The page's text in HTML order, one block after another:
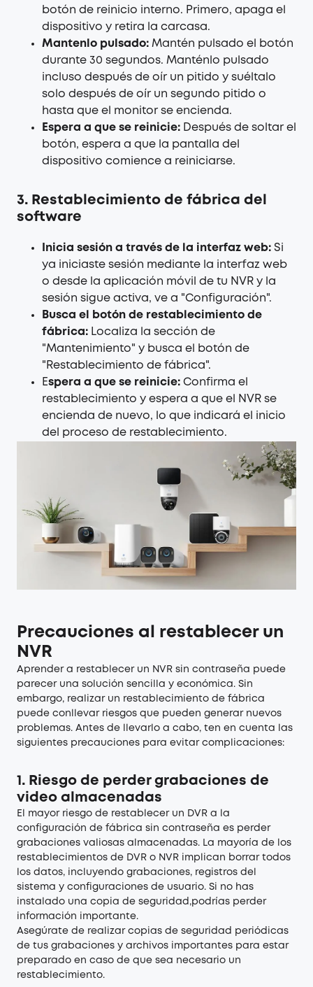
botón de reinicio interno. Primero, apaga el
dispositivo y retira la carcasa.
Mantenlo pulsado: Mantén pulsado el botón
durante 30 segundos. Manténlo pulsado
incluso después de oír un pitido y suéltalo
solo después de oír un segundo pitido o
hasta que el monitor se encienda.
Espera a que se reinicie: Después de soltar el
botón, espera a que la pantalla del
dispositivo comience a reiniciarse.
3. Restablecimiento de fábrica del
software
Inicia sesión a través de la interfaz web: Si
ya iniciaste sesión mediante la interfaz web
o desde la aplicación móvil de tu NVR y la
sesión sigue activa, ve a "Configuración".
Busca el botón de restablecimiento de
fábrica: Localiza la sección de
"Mantenimiento" y busca el botón de
"Restablecimiento de fábrica".
Espera a que se reinicie: Confirma el
restablecimiento y espera a que el NVR se
encienda de nuevo, lo que indicará el inicio
del proceso de restablecimiento.
Precauciones al restablecer un
NVR
Aprender a restablecer un NVR sin contraseña puede
parecer una solución sencilla y económica. Sin
embargo, realizar un restablecimiento de fábrica
puede conllevar riesgos que pueden generar nuevos
problemas. Antes de llevarlo a cabo, ten en cuenta las
siguientes precauciones para evitar complicaciones:
1. Riesgo de perder grabaciones de
video almacenadas
El mayor riesgo de restablecer un DVR a la
configuración de fábrica sin contraseña es perder
grabaciones valiosas almacenadas. La mayoría de los
restablecimientos de DVR o NVR implican borrar todos
los datos, incluyendo grabaciones, registros del
sistema y configuraciones de usuario. Si no has
instalado una copia de seguridad,podrías perder
información importante.
Asegúrate de realizar copias de seguridad periódicas
de tus grabaciones y archivos importantes para estar
preparado en caso de que sea necesario un
restablecimiento.